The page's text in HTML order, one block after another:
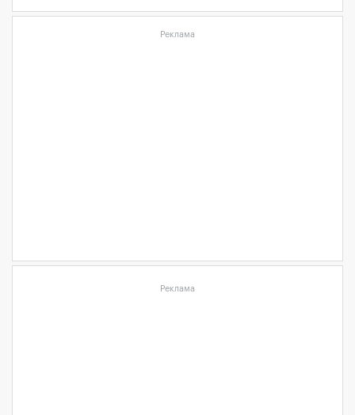
Реклама
Реклама